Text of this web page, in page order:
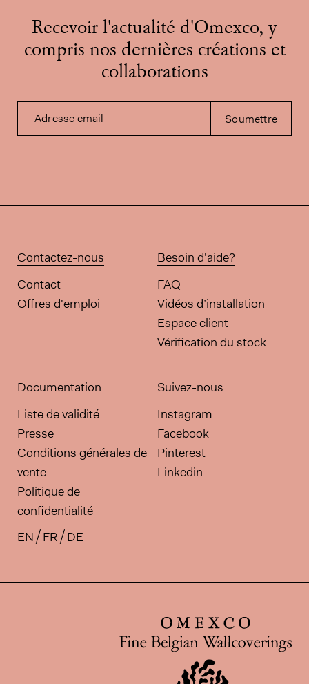
Recevoir l'actualité d'Omexco, y
compris nos dernières créations et
collaborations
Adresse email Soumettre
Contactez-nous
Contact
Offres d'emploi
Besoin d'aide?
FAQ
Vidéos d’installation
Espace client
Vérification du stock
Documentation
Liste de validité
Presse
Conditions générales de
vente
Politique de
confidentialité
Suivez-nous
Instagram
Facebook
Pinterest
Linkedin
Traductions disponibles pour
EN FR DE